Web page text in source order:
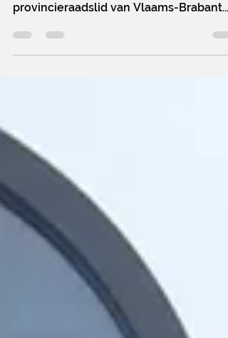
Claassen heeft de eed afgelegd als
provincieraadslid van Vlaams-Brabant.
onderwijs, dierenwelzijn, recreatie en
welzijn. Volgens PRO Hoeilaart is dat
meerwaarde voor een gemeente die
midden in de Brabantse Wouden ligt en
waar de uitdagingen rond natuurbeheer,
biodiversiteit en z